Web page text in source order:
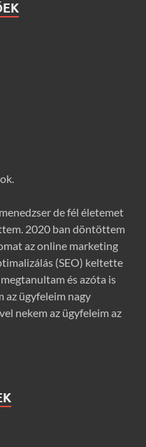
de fél életemet
2020 ban döntöttem
az online marketing
(SEO) keltette
és azóta is
az ügyfeleim nagy
nekem az ügyfeleim az